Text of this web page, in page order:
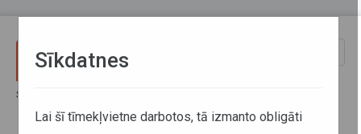
Sākums
Ceļu lietošanas maksa ārvalstīs
Sīkdatnes
Lai šī tīmekļvietne darbotos, tā izmanto obligāti